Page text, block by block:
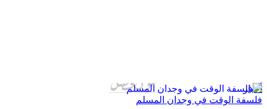
أخبار
فلسفة الوقت في وجدان المسلم